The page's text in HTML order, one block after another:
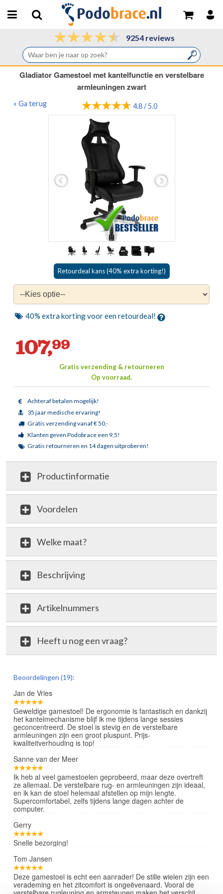
9254 reviews
Gladiator Gamestoel met kantelfunctie en verstelbare
armleuningen zwart
« Ga terug 4.8 / 5.0
Retourdeal kans (40% extra korting!)
107,99
Gratis verzending & retourneren
Op voorraad.
Achteraf betalen mogelijk!
35 jaar medische ervaring!
Gratis verzending vanaf € 50,-
Klanten geven Podobrace een 9,5!
Gratis retourneren en 14 dagen uitproberen!
40% extra korting voor een retourdeal!
Productinformatie
Voordelen
Welke maat?
Beschrijving
Artikelnummers
Heeft u nog een vraag?
Beoordelingen (19):
Jan de Vries
Geweldige gamestoel! De ergonomie is fantastisch en dankzij
het kantelmechanisme blijf ik me tijdens lange sessies
geconcentreerd. De stoel is stevig en de verstelbare
armleuningen zijn een groot pluspunt. Prijs-
kwaliteitverhouding is top!
Sanne van der Meer
Ik heb al veel gamestoelen geprobeerd, maar deze overtreft
ze allemaal. De verstelbare rug- en armleuningen zijn ideaal,
en ik kan de stoel helemaal afstellen op mijn lengte.
Supercomfortabel, zelfs tijdens lange dagen achter de
computer.
Gerry
Snelle bezorging!
Tom Jansen
Deze gamestoel is echt een aanrader! De stille wielen zijn een
verademing en het zitcomfort is ongeëvenaard. Vooral de